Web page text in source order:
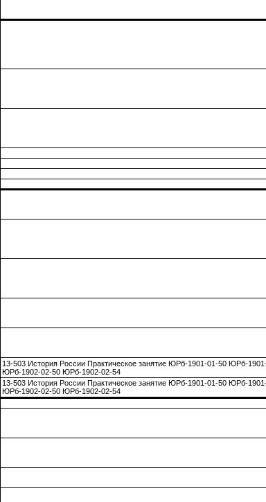
13-503 История России Практическое занятие ЮРб-1901-01-50 ЮРб-
ЮРб-1902-02-50 ЮРб-1902-02-54
13-503 История России Практическое занятие ЮРб-1901-01-50 ЮРб-
ЮРб-1902-02-50 ЮРб-1902-02-54